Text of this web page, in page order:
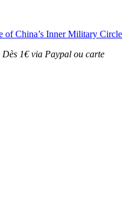
of China’s Inner Military Circle
1€ via Paypal ou carte